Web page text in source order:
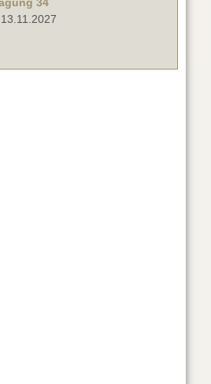
34
13.11.2027